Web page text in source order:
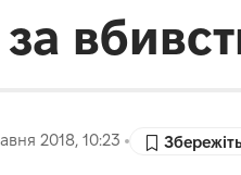
2018, 10:23